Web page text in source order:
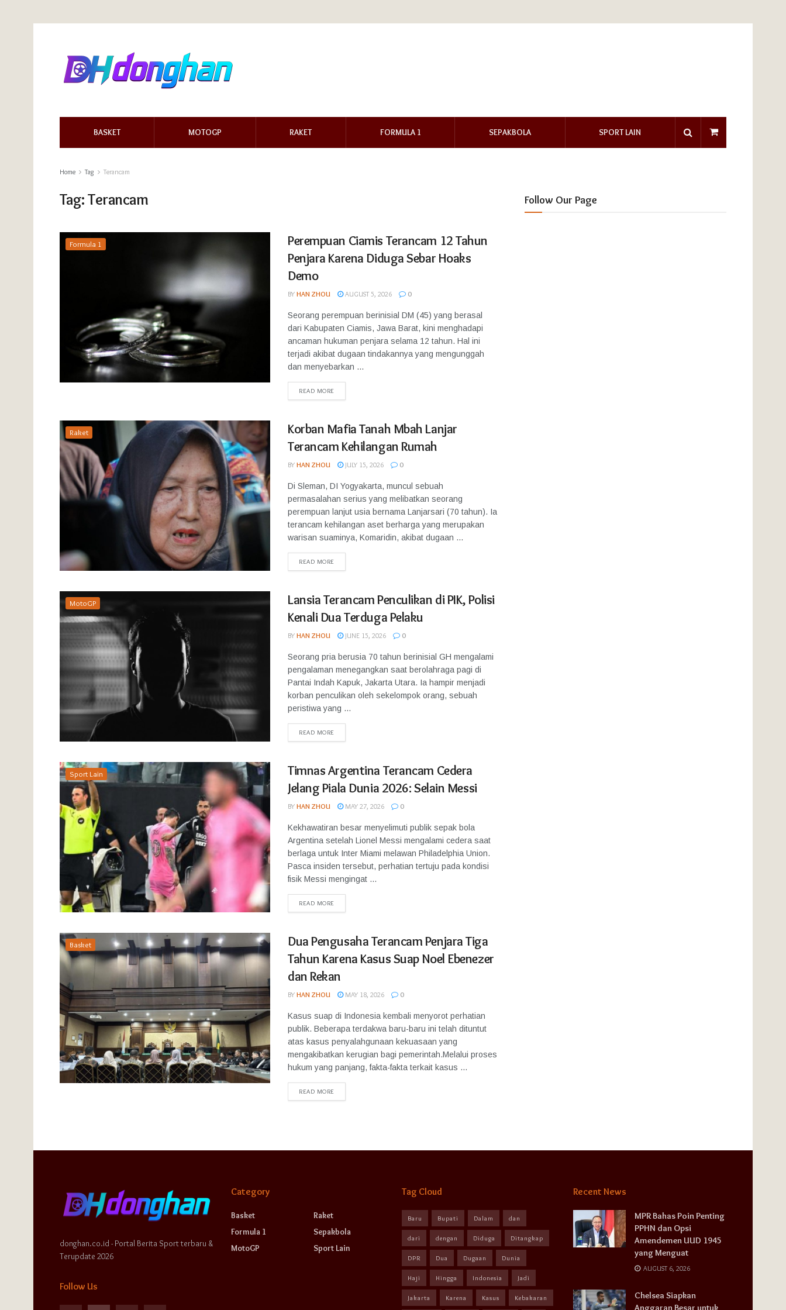
BASKET MOTOGP RAKET FORMULA 1 SEPAKBOLA SPORT LAIN
Home Tag Terancam
Tag:Terancam
Formula 1
Perempuan Ciamis Terancam 12 Tahun
Penjara Karena Diduga Sebar Hoaks
Demo
BY HAN ZHOU AUGUST 5, 2026 0
Seorang perempuan berinisial DM (45) yang berasal
dari Kabupaten Ciamis, Jawa Barat, kini menghadapi
ancaman hukuman penjara selama 12 tahun. Hal ini
terjadi akibat dugaan tindakannya yang mengunggah
dan menyebarkan ...
READ MORE
Raket
Korban Mafia Tanah Mbah Lanjar
Terancam Kehilangan Rumah
BY HAN ZHOU JULY 15, 2026 0
Di Sleman, DI Yogyakarta, muncul sebuah
permasalahan serius yang melibatkan seorang
perempuan lanjut usia bernama Lanjarsari (70 tahun). Ia
terancam kehilangan aset berharga yang merupakan
warisan suaminya, Komaridin, akibat dugaan ...
READ MORE
MotoGP
Lansia Terancam Penculikan di PIK, Polisi
Kenali Dua Terduga Pelaku
BY HAN ZHOU JUNE 15, 2026 0
Seorang pria berusia 70 tahun berinisial GH mengalami
pengalaman menegangkan saat berolahraga pagi di
Pantai Indah Kapuk, Jakarta Utara. Ia hampir menjadi
korban penculikan oleh sekelompok orang, sebuah
peristiwa yang ...
READ MORE
Sport Lain
Timnas Argentina Terancam Cedera
Jelang Piala Dunia 2026: Selain Messi
BY HAN ZHOU MAY 27, 2026 0
Kekhawatiran besar menyelimuti publik sepak bola
Argentina setelah Lionel Messi mengalami cedera saat
berlaga untuk Inter Miami melawan Philadelphia Union.
Pasca insiden tersebut, perhatian tertuju pada kondisi
fisik Messi mengingat ...
READ MORE
Basket
Dua Pengusaha Terancam Penjara Tiga
Tahun Karena Kasus Suap Noel Ebenezer
dan Rekan
BY HAN ZHOU MAY 18, 2026 0
Kasus suap di Indonesia kembali menyorot perhatian
publik. Beberapa terdakwa baru-baru ini telah dituntut
atas kasus penyalahgunaan kekuasaan yang
mengakibatkan kerugian bagi pemerintah.Melalui proses
hukum yang panjang, fakta-fakta terkait kasus ...
READ MORE
Follow Our Page
donghan.co.id - Portal Berita Sport terbaru &
Terupdate 2026
Follow Us
Category
Basket
Formula 1
MotoGP
Raket
Sepakbola
Sport Lain
Tag Cloud
Baru Bupati Dalam dan
dari dengan Diduga Ditangkap
DPR Dua Dugaan Dunia
Haji Hingga Indonesia Jadi
Jakarta Karena Kasus Kebakaran
Recent News
MPR Bahas Poin Penting
PPHN dan Opsi
Amendemen UUD 1945
yang Menguat
AUGUST 6, 2026
Chelsea Siapkan
Anggaran Besar untuk